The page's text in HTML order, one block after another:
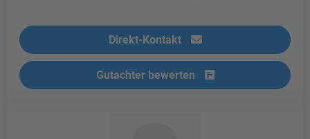
Direkt-Kontakt
Gutachter bewerten